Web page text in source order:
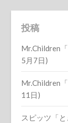
投稿
Mr.Children
5月7日)
Mr.Children
11日)
スピッツ「